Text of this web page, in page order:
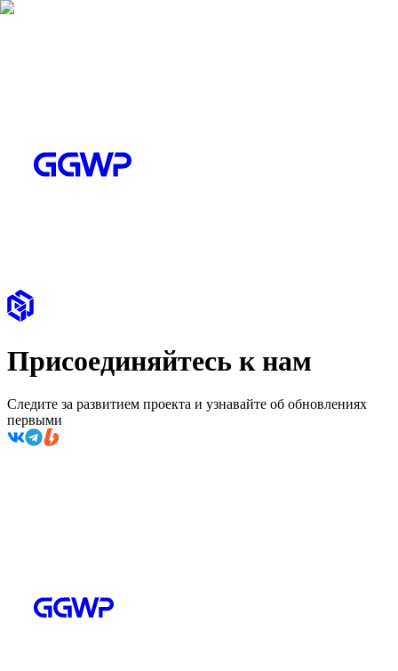
Присоединяйтесь к нам
Следите за развитием проекта и узнавайте об обновлениях
первыми